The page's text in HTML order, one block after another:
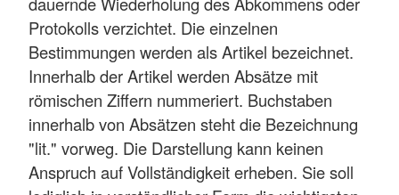
Protokolls verzichtet. Die einzelnen
Bestimmungen werden als Artikel bezeichnet.
Innerhalb der Artikel werden Absätze mit
römischen Ziffern nummeriert. Buchstaben
innerhalb von Absätzen steht die Bezeichnung
"lit." vorweg. Die Darstellung kann keinen
Anspruch auf Vollständigkeit erheben. Sie soll